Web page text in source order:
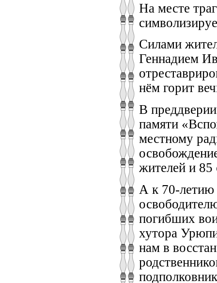
На месте
Силами
Геннадием
нём горит
В
памяти
местному
жителей и 85
А к 70-летию
погибших
хутора
нам в